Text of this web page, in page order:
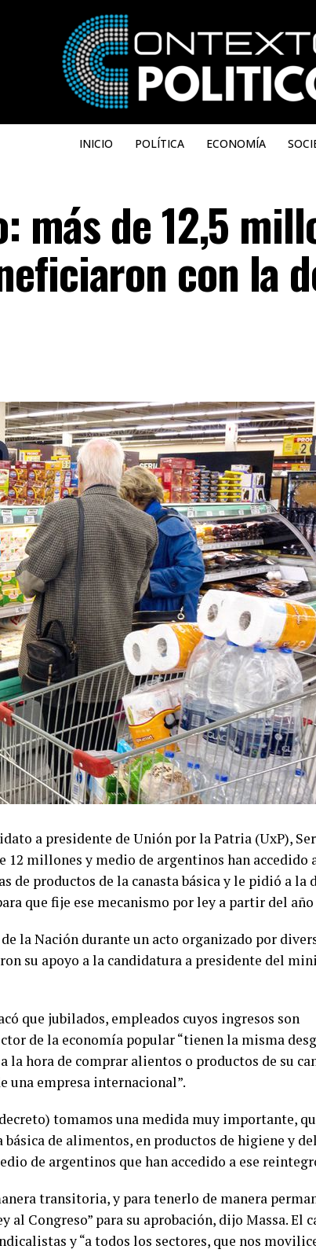
INICIO POLÍTICA ECONOMÍA
más de 12,5
con la
a presidente de Unión por la Patria (UxP),
12 millones y medio de argentinos han accedido
de productos de la canasta básica y le pidió a la
que fije ese mecanismo por ley a partir del
la Nación durante un acto organizado por
su apoyo a la candidatura a presidente del
que jubilados, empleados cuyos ingresos son
de la economía popular “tienen la misma
la hora de comprar alientos o productos de su
una empresa internacional”.
tomamos una medida muy importante,
de alimentos, en productos de higiene y
de argentinos que han accedido a ese
transitoria, y para tenerlo de manera
al Congreso” para su aprobación, dijo Massa. El
y “a todos los sectores, que nos